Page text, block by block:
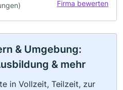
Firma bewerten
& Umgebung:
& mehr
in Vollzeit, Teilzeit, zur